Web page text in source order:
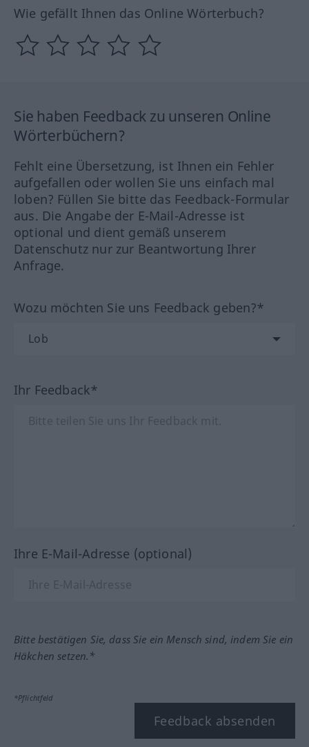
Wie gefällt Ihnen das Online Wörterbuch?
Sie haben Feedback zu unseren Online
Wörterbüchern?
Fehlt eine Übersetzung, ist Ihnen ein Fehler
aufgefallen oder wollen Sie uns einfach mal
loben? Füllen Sie bitte das Feedback-Formular
aus. Die Angabe der E-Mail-Adresse ist
optional und dient gemäß unserem
Datenschutz nur zur Beantwortung Ihrer
Anfrage.
Wozu möchten Sie uns Feedback geben?*
Ihr Feedback*
Ihre E-Mail-Adresse (optional)
Bitte bestätigen Sie, dass Sie ein Mensch sind, indem Sie ein
Häkchen setzen.*
*Pflichtfeld
Feedback absenden